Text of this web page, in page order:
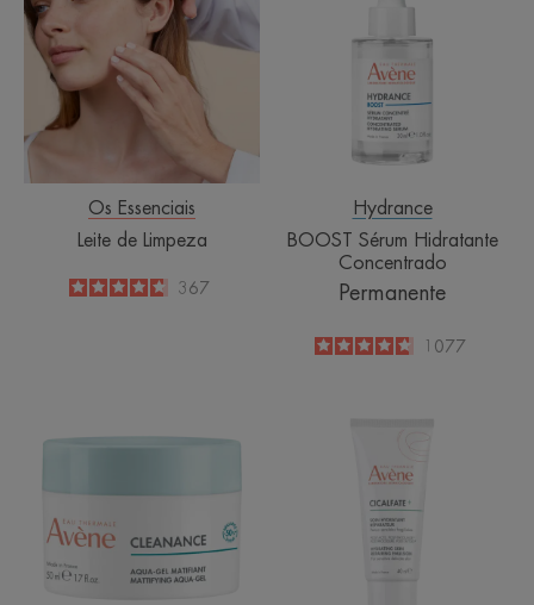
Limpeza
Os Essenciais
Leite de Limpeza
4.7
/
5
367
Concentrado
Hydrance
BOOST Sérum Hidratante
Concentrado
Permanente
4.8
/51077
AQUA-
Matificante
reparadora
pós-
procedimento,
pós-
tatuagem